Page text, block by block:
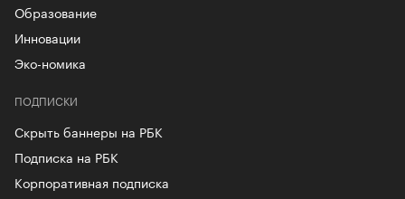
Образование
Инновации
Эко-номика
ПОДПИСКИ
Скрыть баннеры на РБК
Подписка на РБК
Корпоративная подписка